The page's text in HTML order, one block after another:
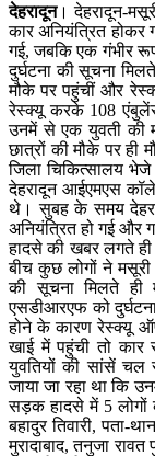
देहरादून। देहरादून-
कार अनियंत्रित होकर
गई, जबकि एक गंभीर
दुर्घटना की सूचना
मौके पर पहुंचीं और
रेस्क्यू करके 108
उनमें से एक युवती की
छात्रों की मौके पर
जिला चिकित्सालय
देहरादून आईएमएस
थे। सुबह के समय
अनियंत्रित हो गई और
हादसे की खबर लगते
बीच कुछ लोगों ने
की सूचना मिलते ही
एसडीआरएफ को
होने के कारण रेस्क्यू
खाई में पहुंची तो कार
युवतियों की सांसें चल
जाया जा रहा था कि
सड़क हादसे में 5 लोगों
बहादुर तिवारी, पता-
मुरादाबाद, तनुजा